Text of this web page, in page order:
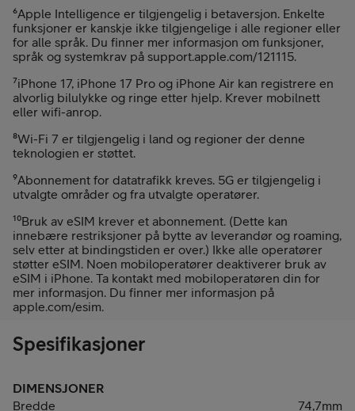
⁶Apple Intelligence er tilgjengelig i betaversjon. Enkelte
funksjoner er kanskje ikke tilgjengelige i alle regioner eller
for alle språk. Du finner mer informasjon om funksjoner,
språk og systemkrav på support.apple.com/121115.
⁷iPhone 17, iPhone 17 Pro og iPhone Air kan registrere en
alvorlig bilulykke og ringe etter hjelp. Krever mobilnett
eller wifi-anrop.
⁸Wi-Fi 7 er tilgjengelig i land og regioner der denne
teknologien er støttet.
⁹Abonnement for datatrafikk kreves. 5G er tilgjengelig i
utvalgte områder og fra utvalgte operatører.
¹⁰Bruk av eSIM krever et abonnement. (Dette kan
innebære restriksjoner på bytte av leverandør og roaming,
selv etter at bindingstiden er over.) Ikke alle operatører
støtter eSIM. Noen mobiloperatører deaktiverer bruk av
eSIM i iPhone. Ta kontakt med mobiloperatøren din for
mer informasjon. Du finner mer informasjon på
apple.com/esim.
Spesifikasjoner
DIMENSJONER
Bredde
74,7mm